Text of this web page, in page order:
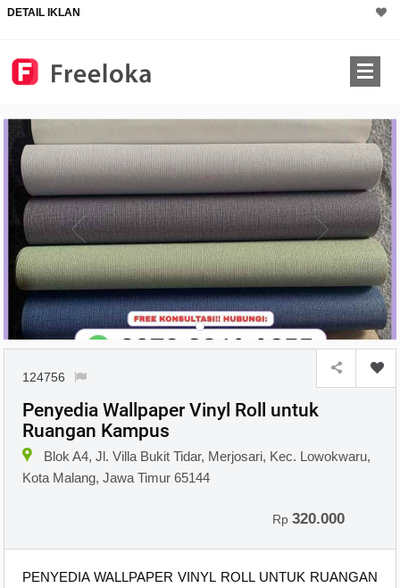
DETAIL IKLAN
124756
Penyedia Wallpaper Vinyl Roll untuk
Ruangan Kampus
Blok A4, Jl. Villa Bukit Tidar, Merjosari, Kec. Lowokwaru,
Kota Malang, Jawa Timur 65144
Rp320.000
PENYEDIA WALLPAPER VINYL ROLL UNTUK RUANGAN